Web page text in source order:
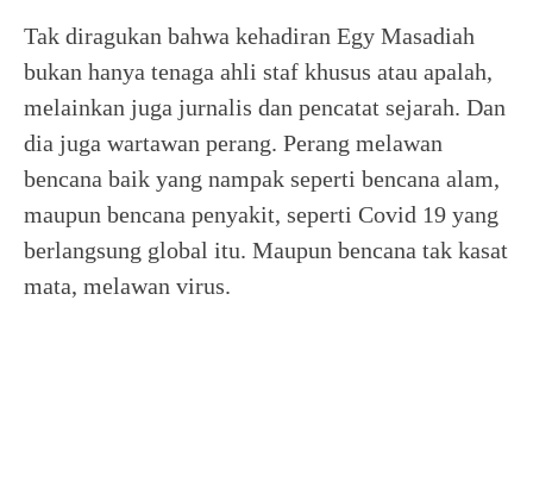
Tak diragukan bahwa kehadiran Egy Masadiah
bukan hanya tenaga ahli staf khusus atau apalah,
melainkan juga jurnalis dan pencatat sejarah. Dan
dia juga wartawan perang. Perang melawan
bencana baik yang nampak seperti bencana alam,
maupun bencana penyakit, seperti Covid 19 yang
berlangsung global itu. Maupun bencana tak kasat
mata, melawan virus.